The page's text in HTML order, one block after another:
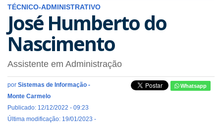
TÉCNICO-ADMINISTRATIVO
José Humberto do
Nascimento
Assistente em Administração
por Sistemas de Informação -
Monte Carmelo
Publicado: 12/12/2022 - 09:23
Última modificação: 19/01/2023 -
Whatsapp